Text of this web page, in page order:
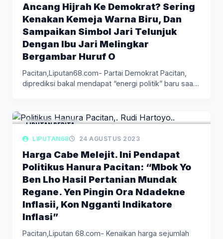
Ancang Hijrah Ke Demokrat? Sering
Kenakan Kemeja Warna Biru, Dan
Sampaikan Simbol Jari Telunjuk
Dengan Ibu Jari Melingkar
Bergambar Huruf O
Pacitan,Liputan68.com- Partai Demokrat Pacitan,
diprediksi bakal mendapat “energi politik” baru saat
LIPUTAN BERITA
LIPUTAN68 24 AGUSTUS 2023
Harga Cabe Melejit. Ini Pendapat
Politikus Hanura Pacitan: “Mbok Yo
Ben Lho Hasil Pertanian Mundak
Regane. Yen Pingin Ora Ndadekne
Inflasii, Kon Ngganti Indikatore
Inflasi”
Pacitan,Liputan 68.com- Kenaikan harga sejumlah